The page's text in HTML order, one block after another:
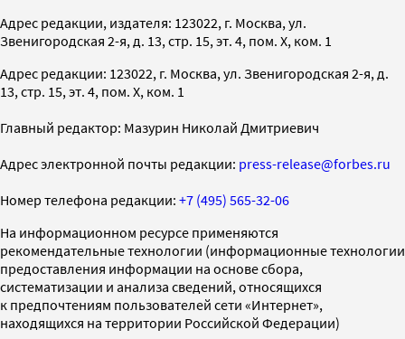
Адрес редакции, издателя: 123022, г. Москва, ул.
Звенигородская 2-я, д. 13, стр. 15, эт. 4, пом. X, ком. 1
Адрес редакции: 123022, г. Москва, ул. Звенигородская 2-я, д.
13, стр. 15, эт. 4, пом. X, ком. 1
Главный редактор: Мазурин Николай Дмитриевич
Адрес электронной почты редакции: press-release@forbes.ru
Номер телефона редакции: +7 (495) 565-32-06
На информационном ресурсе применяются
рекомендательные технологии (информационные технологии
предоставления информации на основе сбора,
систематизации и анализа сведений, относящихся
к предпочтениям пользователей сети «Интернет»,
находящихся на территории Российской Федерации)